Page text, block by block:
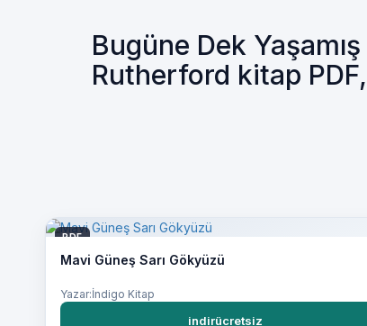
Bugüne Dek
Rutherford kitap
PDF
Mavi Güneş Sarı Gökyüzü
Yazar:İndigo Kitap
indirücretsiz